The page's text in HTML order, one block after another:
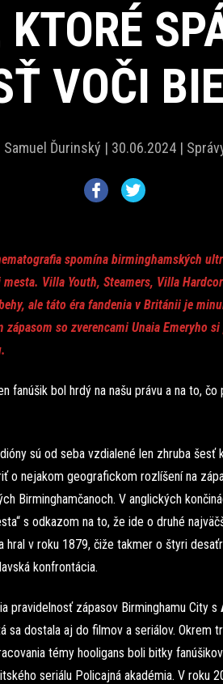
KTORÉ
VOČI
Samuel Ďurinský | 30.06.2024 |
spomína birminghamských
Villa Youth, Steamers, Villa
ale táto éra fandenia v Británii je
so zverencami Unaia Emeryho
fanúšik bol hrdý na našu právu a na to, čo
sú od seba vzdialené len zhruba
o nejakom geografickom rozlíšení na
Birminghamčanoch. V anglických
s odkazom na to, že ide o druhé
hral v roku 1879, čiže takmer o štyri
konfrontácia.
pravidelnosť zápasov Birminghamu City s
sa dostala aj do filmov a seriálov. Okrem
témy hooligans boli bitky
seriálu Policajná akadémia. V roku